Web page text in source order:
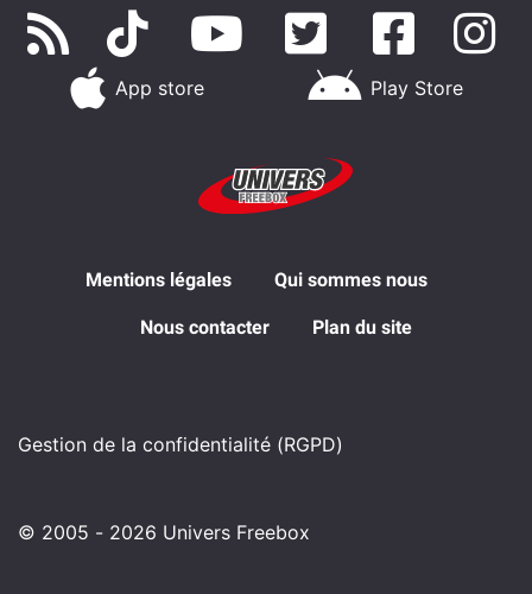
App store Play Store
Mentions légales Qui sommes nous
Nous contacter Plan du site
Gestion de la confidentialité (RGPD)
© 2005 - 2026 Univers Freebox